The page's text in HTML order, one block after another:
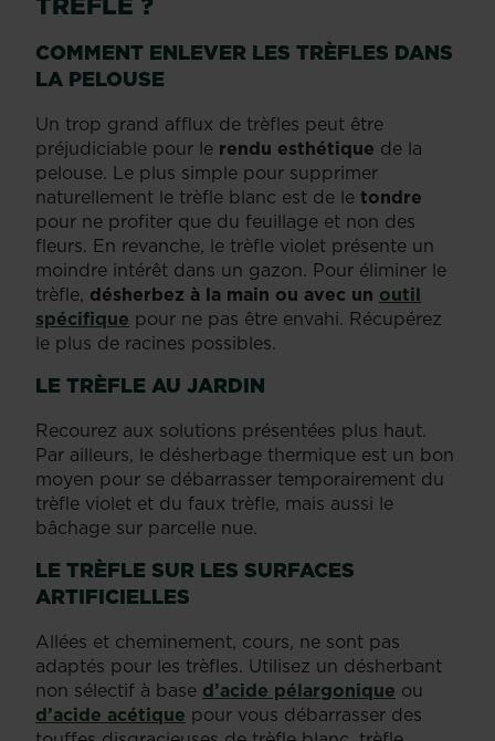
COMMENT ENLEVER LES TRÈFLES DANS
LA PELOUSE
Un trop grand afflux de trèfles peut être
préjudiciable pour le rendu esthétique de la
pelouse. Le plus simple pour supprimer
naturellement le trèfle blanc est de le tondre
pour ne profiter que du feuillage et non des
fleurs. En revanche, le trèfle violet présente un
moindre intérêt dans un gazon. Pour éliminer le
trèfle, désherbez à la main ou avec un outil
spécifique pour ne pas être envahi. Récupérez
le plus de racines possibles.
LE TRÈFLE AU JARDIN
Recourez aux solutions présentées plus haut.
Par ailleurs, le désherbage thermique est un bon
moyen pour se débarrasser temporairement du
trèfle violet et du faux trèfle, mais aussi le
bâchage sur parcelle nue.
LE TRÈFLE SUR LES SURFACES
ARTIFICIELLES
Allées et cheminement, cours, ne sont pas
adaptés pour les trèfles. Utilisez un désherbant
non sélectif à base d’acide pélargonique ou
d’acide acétique pour vous débarrasser des